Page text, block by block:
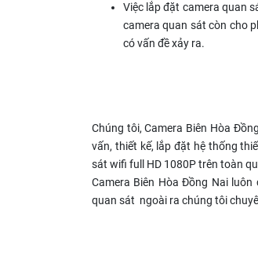
Việc lắp đặt camera quan
camera quan sát còn cho
có vấn đề xảy ra.
Chúng tôi, Camera Biên Hòa
vấn, thiết kế, lắp đặt hệ thống
sát wifi full HD 1080P trên toàn
Camera Biên Hòa Đồng Nai
quan sát ngoài ra chúng tôi